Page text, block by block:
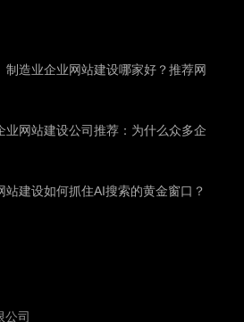
制造业企业网站建设哪家好？推荐网
业网站建设公司推荐：为什么众多企
站建设如何抓住AI搜索的黄金窗口？
公司